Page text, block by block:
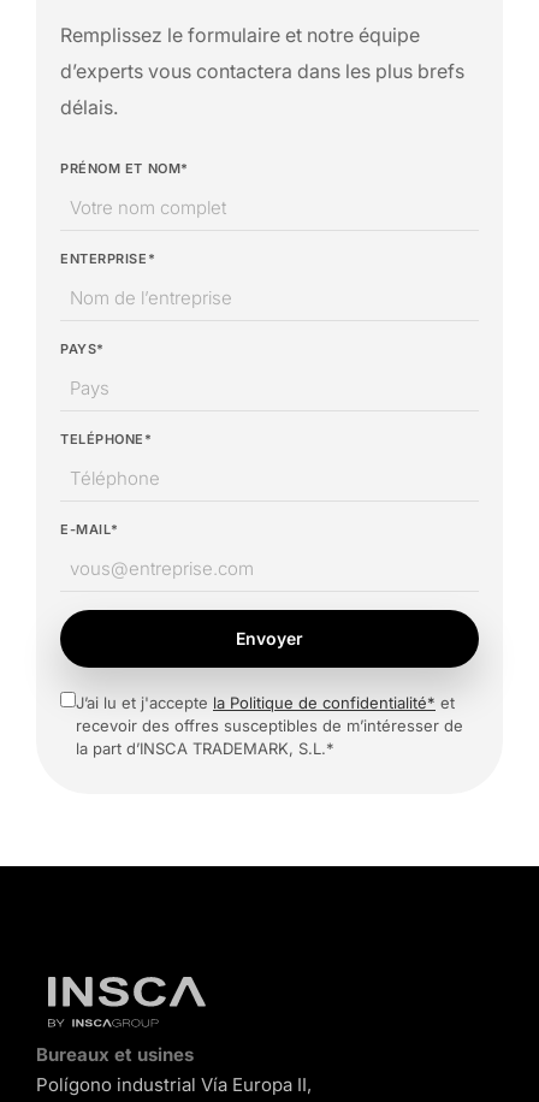
Remplissez le formulaire et notre équipe
d’experts vous contactera dans les plus brefs
délais.
PRÉNOM ET NOM*
ENTERPRISE*
PAYS*
TELÉPHONE*
E-MAIL*
Envoyer
J’ai lu et j'accepte la Politique de confidentialité* et
recevoir des offres susceptibles de m’intéresser de
la part d’INSCA TRADEMARK, S.L.*
Bureaux et usines
Polígono industrial Vía Europa II,